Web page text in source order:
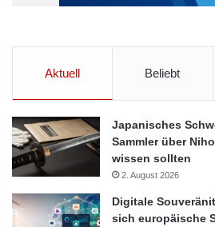
Aktuell Beliebt
Japanisches
Sammler über
wissen sollten
2. August 2026
Digitale
sich europäische